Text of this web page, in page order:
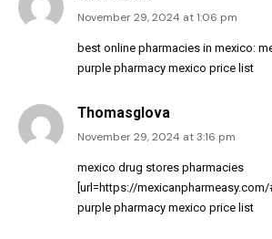
November 29, 2024 at 1:06 pm
best online pharmacies in mexico:
purple pharmacy mexico price list
Thomasglova
November 29, 2024 at 3:16 pm
mexico drug stores pharmacies
[url=https://mexicanpharmeasy.com/
purple pharmacy mexico price list